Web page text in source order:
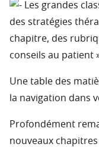
Les grandes
des stratégies
chapitre, des
conseils au patient
Une table des
la navigation dans
Profondément
nouveaux